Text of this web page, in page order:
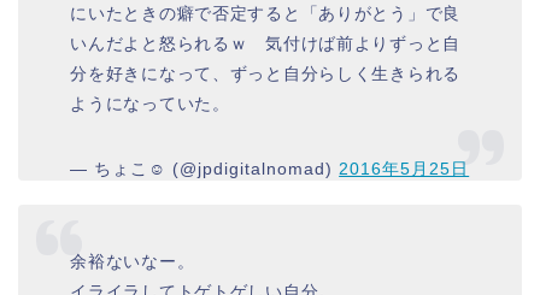
にいたときの癖で否定すると「ありがとう」で良
いんだよと怒られるｗ 気付けば前よりずっと自
分を好きになって、ずっと自分らしく生きられる
ようになっていた。
— ちょこ☺︎ (@jpdigitalnomad) 2016年5月25日
余裕ないなー。
イライラしてトゲトゲしい自分。